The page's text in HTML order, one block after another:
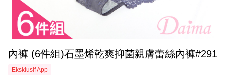
內褲 (6件組)石墨烯乾爽抑菌親膚蕾絲內褲#291
Eksklusif App